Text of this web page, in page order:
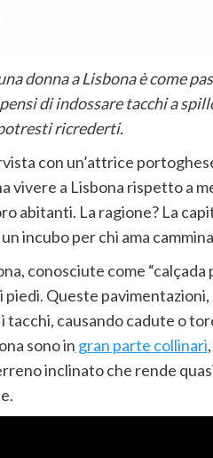
donna a Lisbona è come
di indossare tacchi a
ricrederti.
con un’attrice
vivere a Lisbona rispetto a
abitanti. La ragione? La
incubo per chi ama
conosciute come
piedi. Queste
causando cadute o
sono in gran parte collinari
inclinato che rende